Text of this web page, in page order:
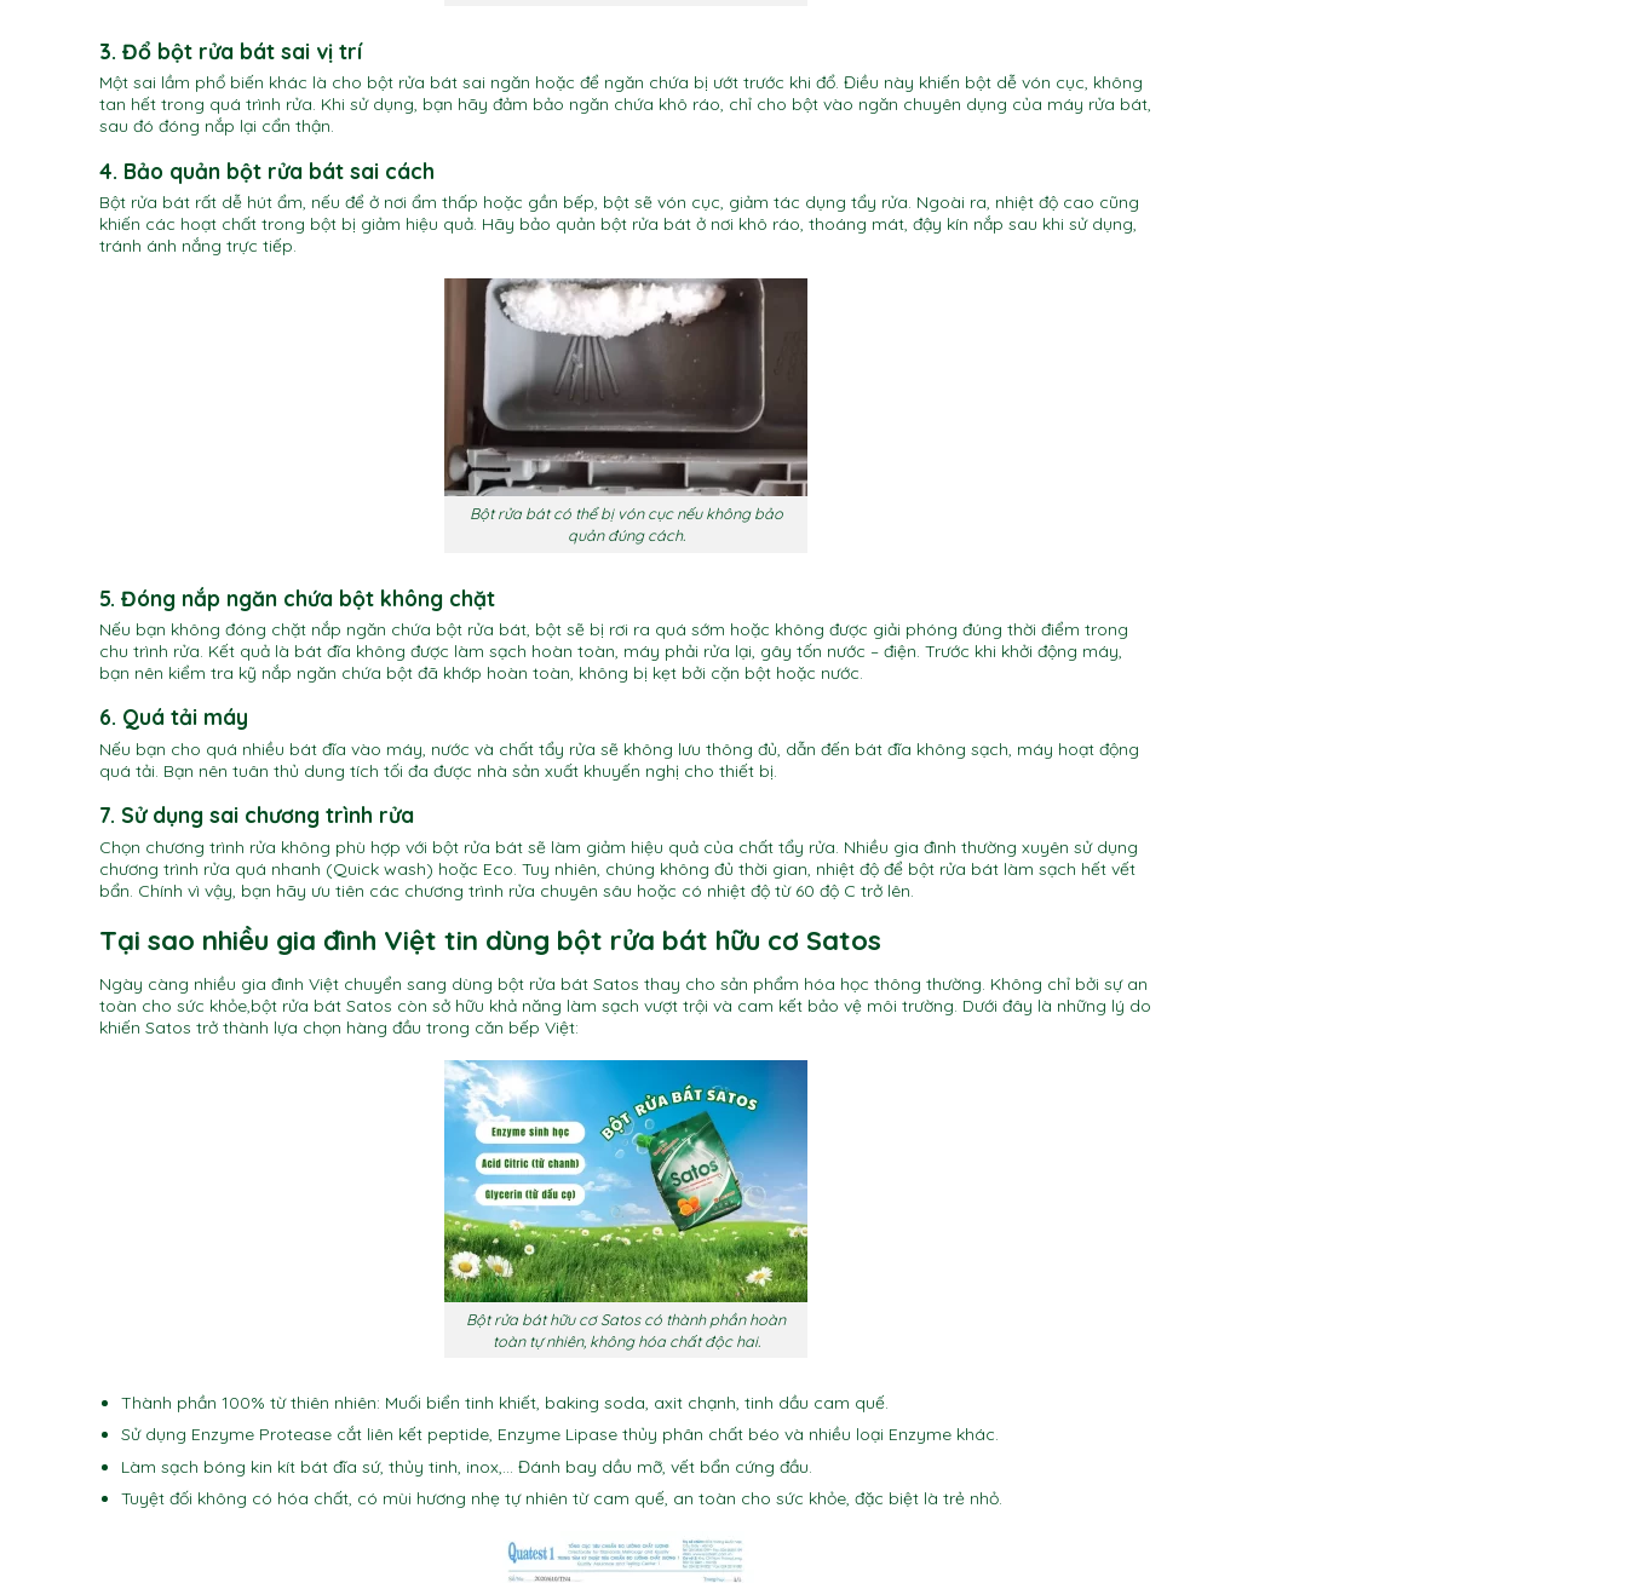
3. Đổ bột rửa bát sai vị trí
Một sai lầm phổ biến khác là cho bột rửa bát sai ngăn hoặc để ngăn chứa bị ướt trước khi đổ. Điều này khiến bột dễ vón cục, không
tan hết trong quá trình rửa. Khi sử dụng, bạn hãy đảm bảo ngăn chứa khô ráo, chỉ cho bột vào ngăn chuyên dụng của máy rửa bát,
sau đó đóng nắp lại cẩn thận.
4. Bảo quản bột rửa bát sai cách
Bột rửa bát rất dễ hút ẩm, nếu để ở nơi ẩm thấp hoặc gần bếp, bột sẽ vón cục, giảm tác dụng tẩy rửa. Ngoài ra, nhiệt độ cao cũng
khiến các hoạt chất trong bột bị giảm hiệu quả. Hãy bảo quản bột rửa bát ở nơi khô ráo, thoáng mát, đậy kín nắp sau khi sử dụng,
tránh ánh nắng trực tiếp.
Bột rửa bát có thể bị vón cục nếu không bảo
quản đúng cách.
5. Đóng nắp ngăn chứa bột không chặt
Nếu bạn không đóng chặt nắp ngăn chứa bột rửa bát, bột sẽ bị rơi ra quá sớm hoặc không được giải phóng đúng thời điểm trong
chu trình rửa. Kết quả là bát đĩa không được làm sạch hoàn toàn, máy phải rửa lại, gây tốn nước – điện. Trước khi khởi động máy,
bạn nên kiểm tra kỹ nắp ngăn chứa bột đã khớp hoàn toàn, không bị kẹt bởi cặn bột hoặc nước.
6. Quá tải máy
Nếu bạn cho quá nhiều bát đĩa vào máy, nước và chất tẩy rửa sẽ không lưu thông đủ, dẫn đến bát đĩa không sạch, máy hoạt động
quá tải. Bạn nên tuân thủ dung tích tối đa được nhà sản xuất khuyến nghị cho thiết bị.
7. Sử dụng sai chương trình rửa
Chọn chương trình rửa không phù hợp với bột rửa bát sẽ làm giảm hiệu quả của chất tẩy rửa. Nhiều gia đình thường xuyên sử dụng
chương trình rửa quá nhanh (Quick wash) hoặc Eco. Tuy nhiên, chúng không đủ thời gian, nhiệt độ để bột rửa bát làm sạch hết vết
bẩn. Chính vì vậy, bạn hãy ưu tiên các chương trình rửa chuyên sâu hoặc có nhiệt độ từ 60 độ C trở lên.
Tại sao nhiều gia đình Việt tin dùng bột rửa bát hữu cơ Satos
Ngày càng nhiều gia đình Việt chuyển sang dùng bột rửa bát Satos thay cho sản phẩm hóa học thông thường. Không chỉ bởi sự an
toàn cho sức khỏe,bột rửa bát Satos còn sở hữu khả năng làm sạch vượt trội và cam kết bảo vệ môi trường. Dưới đây là những lý do
khiến Satos trở thành lựa chọn hàng đầu trong căn bếp Việt:
Bột rửa bát hữu cơ Satos có thành phần hoàn
toàn tự nhiên, không hóa chất độc hai.
Thành phần 100% từ thiên nhiên: Muối biển tinh khiết, baking soda, axit chạnh, tinh dầu cam quế.
Sử dụng Enzyme Protease cắt liên kết peptide, Enzyme Lipase thủy phân chất béo và nhiều loại Enzyme khác.
Làm sạch bóng kin kít bát đĩa sứ, thủy tinh, inox,… Đánh bay dầu mỡ, vết bẩn cứng đầu.
Tuyệt đối không có hóa chất, có mùi hương nhẹ tự nhiên từ cam quế, an toàn cho sức khỏe, đặc biệt là trẻ nhỏ.